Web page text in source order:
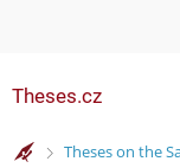
Theses.cz
>
Theses on the